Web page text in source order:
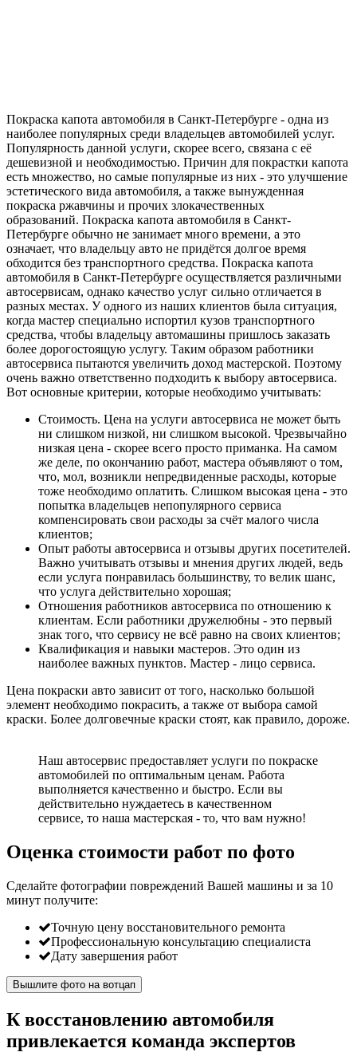
Покраска капота автомобиля в Санкт-Петербурге - одна из
наиболее популярных среди владельцев автомобилей услуг.
Популярность данной услуги, скорее всего, связана с её
дешевизной и необходимостью. Причин для покрастки капота
есть множество, но самые популярные из них - это улучшение
эстетического вида автомобиля, а также вынужденная
покраска ржавчины и прочих злокачественных
образований. Покраска капота автомобиля в Санкт-
Петербурге обычно не занимает много времени, а это
означает, что владельцу авто не придётся долгое время
обходится без транспортного средства. Покраска капота
автомобиля в Санкт-Петербурге осуществляется различными
автосервисам, однако качество услуг сильно отличается в
разных местах. У одного из наших клиентов была ситуация,
когда мастер специально испортил кузов транспортного
средства, чтобы владельцу автомашины пришлось заказать
более дорогостоящую услугу. Таким образом работники
автосервиса пытаются увеличить доход мастерской. Поэтому
очень важно ответственно подходить к выбору автосервиса.
Вот основные критерии, которые необходимо учитывать:
Стоимость. Цена на услуги автосервиса не может быть
ни слишком низкой, ни слишком высокой. Чрезвычайно
низкая цена - скорее всего просто приманка. На самом
же деле, по окончанию работ, мастера объявляют о том,
что, мол, возникли непредвиденные расходы, которые
тоже необходимо оплатить. Слишком высокая цена - это
попытка владельцев непопулярного сервиса
компенсировать свои расходы за счёт малого числа
клиентов;
Опыт работы автосервиса и отзывы других посетителей.
Важно учитывать отзывы и мнения других людей, ведь
если услуга понравилась большинству, то велик шанс,
что услуга действительно хорошая;
Отношения работников автосервиса по отношению к
клиентам. Если работники дружелюбны - это первый
знак того, что сервису не всё равно на своих клиентов;
Квалификация и навыки мастеров. Это один из
наиболее важных пунктов. Мастер - лицо сервиса.
Цена покраски авто зависит от того, насколько большой
элемент необходимо покрасить, а также от выбора самой
краски. Более долговечные краски стоят, как правило, дороже.
Наш автосервис предоставляет услуги по покраске
автомобилей по оптимальным ценам. Работа
выполняется качественно и быстро. Если вы
действительно нуждаетесь в качественном
сервисе, то наша мастерская - то, что вам нужно!
Оценка стоимости работ по фото
Сделайте фотографии повреждений Вашей машины и за 10
минут получите:
Точную цену восстановительного ремонта
Профессиональную консультацию специалиста
Дату завершения работ
Вышлите фото на вотцап
К восстановлению автомобиля
привлекается команда экспертов